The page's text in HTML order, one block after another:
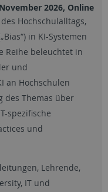
2026, Online
Hochschulalltags,
in KI-Systemen
Reihe beleuchtet in
und
an Hochschulen
des Themas über
spezifische
und
Lehrende,
IT und